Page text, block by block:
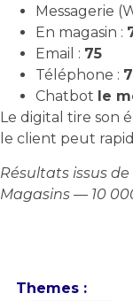
Messagerie
En magasin :
Email : 75
Téléphone :
Chatbot le
Le digital tire son
le client peut
Résultats issus
Magasins — 10
Themes :